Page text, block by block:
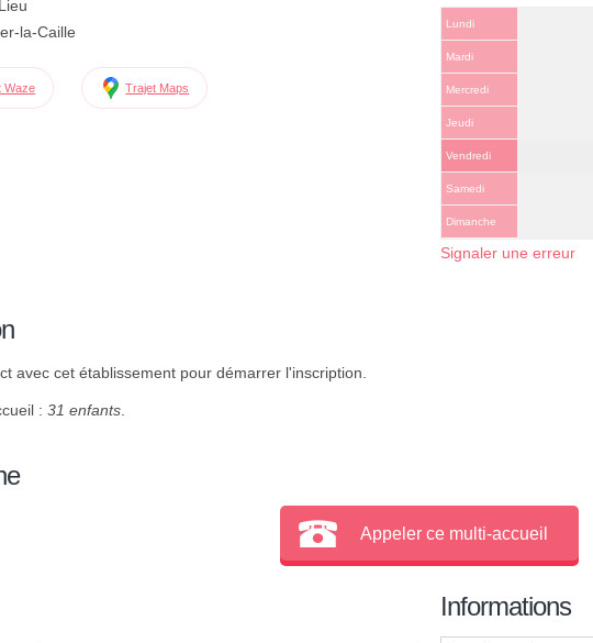
la-Caille
Waze Trajet Maps
Lundi
Mardi
Mercredi
Jeudi
Vendredi
Samedi
Dimanche
Signaler une erreur
avec cet établissement pour démarrer l'inscription.
: 31 enfants
Appeler ce multi-accueil
Informations